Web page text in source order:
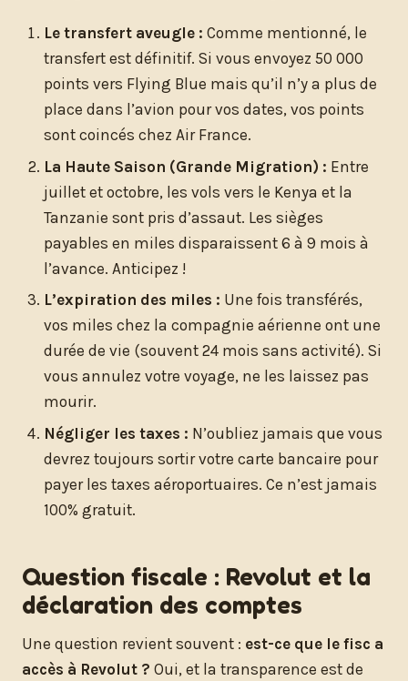
Le transfert aveugle : Comme mentionné, le
transfert est définitif. Si vous envoyez 50 000
points vers Flying Blue mais qu’il n’y a plus de
place dans l’avion pour vos dates, vos points
sont coincés chez Air France.
La Haute Saison (Grande Migration) : Entre
juillet et octobre, les vols vers le Kenya et la
Tanzanie sont pris d’assaut. Les sièges
payables en miles disparaissent 6 à 9 mois à
l’avance. Anticipez !
L’expiration des miles : Une fois transférés,
vos miles chez la compagnie aérienne ont une
durée de vie (souvent 24 mois sans activité). Si
vous annulez votre voyage, ne les laissez pas
mourir.
Négliger les taxes : N’oubliez jamais que vous
devrez toujours sortir votre carte bancaire pour
payer les taxes aéroportuaires. Ce n’est jamais
100% gratuit.
Question fiscale : Revolut et la
déclaration des comptes
Une question revient souvent : est-ce que le fisc a
accès à Revolut ? Oui, et la transparence est de